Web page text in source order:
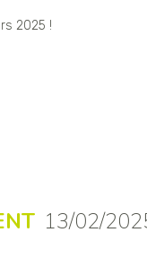
2025 !
13/02/